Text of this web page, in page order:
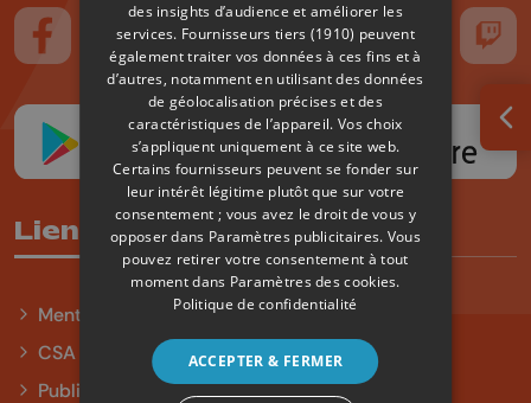
Suivez-nous sur FaceBook
Suivez-nous sur Instagram
Suivez-nous sur TikTok
Suivez-nous sur YouTube
Suivez-nous
Liens utiles
Mentions légales
CSA
Publicité
des insights d’audience et améliorer les
services. Fournisseurs tiers (1910) peuvent
également traiter vos données à ces fins et à
d’autres, notamment en utilisant des données
de géolocalisation précises et des
caractéristiques de l’appareil. Vos choix
s’appliquent uniquement à ce site web.
Certains fournisseurs peuvent se fonder sur
leur intérêt légitime plutôt que sur votre
consentement ; vous avez le droit de vous y
opposer dans Paramètres publicitaires. Vous
pouvez retirer votre consentement à tout
moment dans Paramètres des cookies.
Politique de confidentialité
ACCEPTER & FERMER